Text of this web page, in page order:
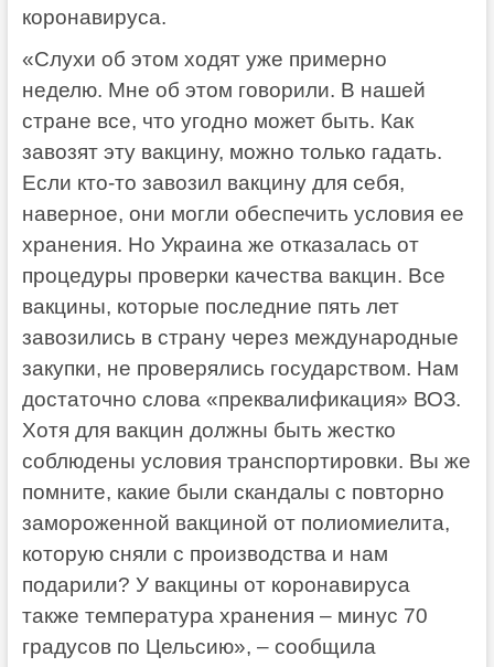
коронавируса.
«Слухи об этом ходят уже примерно
неделю. Мне об этом говорили. В нашей
стране все, что угодно может быть. Как
завозят эту вакцину, можно только гадать.
Если кто-то завозил вакцину для себя,
наверное, они могли обеспечить условия ее
хранения. Но Украина же отказалась от
процедуры проверки качества вакцин. Все
вакцины, которые последние пять лет
завозились в страну через международные
закупки, не проверялись государством. Нам
достаточно слова «преквалификация» ВОЗ.
Хотя для вакцин должны быть жестко
соблюдены условия транспортировки. Вы же
помните, какие были скандалы с повторно
замороженной вакциной от полиомиелита,
которую сняли с производства и нам
подарили? У вакцины от коронавируса
также температура хранения – минус 70
градусов по Цельсию», – сообщила